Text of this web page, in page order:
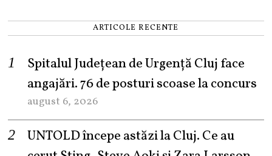
ARTICOLE RECENTE
Spitalul Județean de Urgență Cluj face
angajări. 76 de posturi scoase la concurs
august 6, 2026
UNTOLD începe astăzi la Cluj. Ce au